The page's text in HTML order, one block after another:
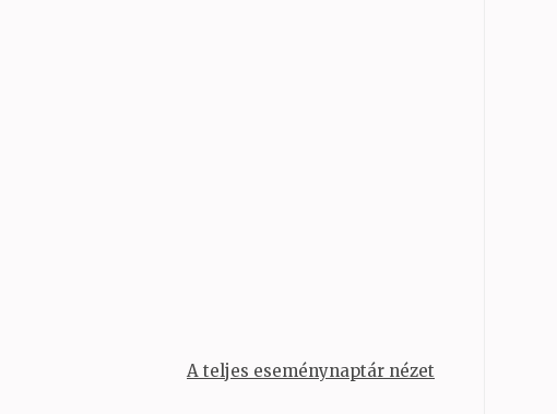
A teljes eseménynaptár nézet